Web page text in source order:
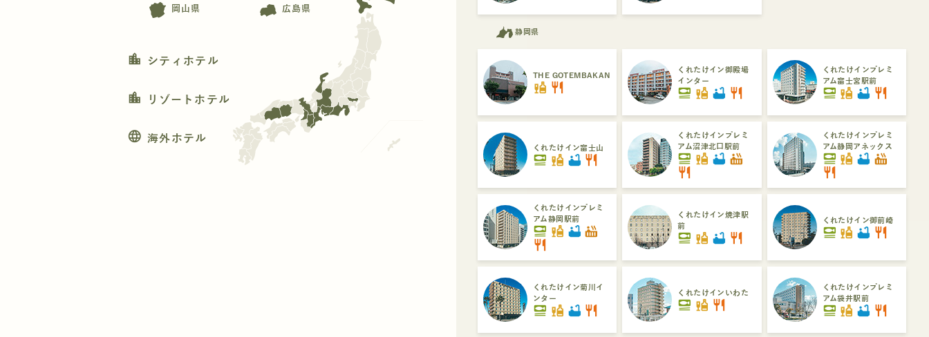
岡山県 広島県
location_city シティホテル
location_city リゾートホテル
language 海外ホテル
静岡県
THE GOTEMBAKAN
liquor restaurant
くれたけイン御殿場
インター
set_meal liquor bathtub restaurant
くれたけインプレミ
アム富士宮駅前
set_meal liquor bathtub restaurant
くれたけイン富士山
set_meal liquor bathtub restaurant
くれたけインプレミ
アム沼津北口駅前
set_meal liquor bathtub hot_tub
restaurant
くれたけインプレミ
アム静岡アネックス
set_meal liquor bathtub hot_tub
restaurant
くれたけインプレミ
アム静岡駅前
set_meal liquor bathtub hot_tub
restaurant
くれたけイン焼津駅
前
set_meal liquor bathtub restaurant
くれたけイン御前崎
set_meal liquor bathtub restaurant
くれたけイン菊川イ
ンター
set_meal liquor bathtub restaurant
くれたけインいわた
set_meal liquor restaurant
くれたけインプレミ
アム袋井駅前
set_meal liquor bathtub restaurant